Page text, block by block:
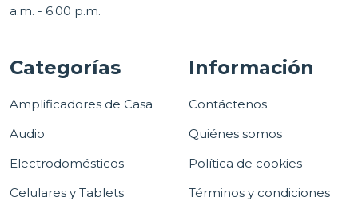
a.m. - 6:00 p.m.
Categorías
Amplificadores de Casa
Audio
Electrodomésticos
Celulares y Tablets
Información
Contáctenos
Quiénes somos
Política de cookies
Términos y condiciones